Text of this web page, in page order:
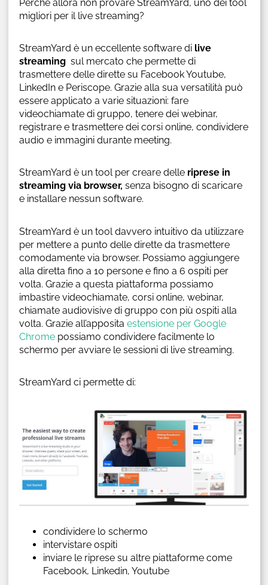
Perché allora non provare StreamYard, uno dei tool
migliori per il live streaming?
StreamYard è un eccellente software dilive
streaming sul mercato che permette di
trasmettere delle dirette su Facebook Youtube,
LinkedIn e Periscope. Grazie alla sua versatilità può
essere applicato a varie situazioni: fare
videochiamate di gruppo, tenere dei webinar,
registrare e trasmettere dei corsi online, condividere
audio e immagini durante meeting.
StreamYard è un tool per creare delleriprese in
streaming via browser, senza bisogno di scaricare
e installare nessun software.
StreamYard è un tool davvero intuitivo da utilizzare
per mettere a punto delle dirette da trasmettere
comodamente via browser. Possiamo aggiungere
alla diretta fino a 10 persone e fino a 6 ospiti per
volta. Grazie a questa piattaforma possiamo
imbastire videochiamate, corsi online, webinar,
chiamate audiovisive di gruppo con più ospiti alla
volta. Grazie all’apposita estensione per Google
Chrome possiamo condividere facilmente lo
schermo per avviare le sessioni di live streaming.
StreamYard ci permette di:
condividere lo schermo
intervistare ospiti
inviare le riprese su altre piattaforme come
Facebook, Linkedin, Youtube